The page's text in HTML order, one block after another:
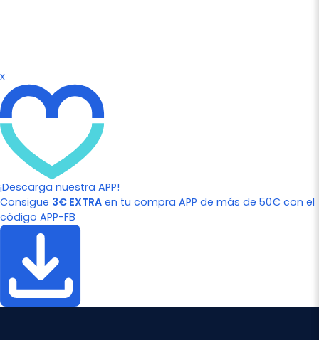
x
¡Descarga nuestra APP!
Consigue 3€ EXTRA en tu compra APP de más de 50€ con el
código APP-FB